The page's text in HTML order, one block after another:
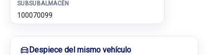
SUBSUBALMACÉN
100070099
Despiece del mismo vehículo